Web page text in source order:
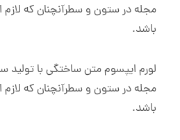
مجله در ستون و سطرآنچنان که لازم
باشد.
لورم ایپسوم متن ساختگی با تولید
مجله در ستون و سطرآنچنان که لازم
باشد.